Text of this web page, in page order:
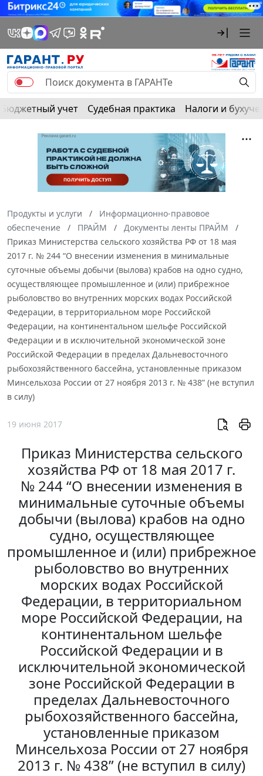
Бюджетный учет Судебная практика Налоги и
Продукты и услуги
Информационно-правовое
обеспечение
ПРАЙМ
Документы ленты ПРАЙМ
Приказ Министерства сельского хозяйства РФ от 18 мая
2017 г. № 244 “О внесении изменения в минимальные
суточные объемы добычи (вылова) крабов на одно судно,
осуществляющее промышленное и (или) прибрежное
рыболовство во внутренних морских водах Российской
Федерации, в территориальном море Российской
Федерации, на континентальном шельфе Российской
Федерации и в исключительной экономической зоне
Российской Федерации в пределах Дальневосточного
рыбохозяйственного бассейна, установленные приказом
Минсельхоза России от 27 ноября 2013 г. № 438” (не вступил
в силу)
19 июня 2017
Приказ Министерства сельского
хозяйства РФ от 18 мая 2017 г.
№ 244 “О внесении изменения в
минимальные суточные объемы
добычи (вылова) крабов на одно
судно, осуществляющее
промышленное и (или) прибрежное
рыболовство во внутренних
морских водах Российской
Федерации, в территориальном
море Российской Федерации, на
континентальном шельфе
Российской Федерации и в
исключительной экономической
зоне Российской Федерации в
пределах Дальневосточного
рыбохозяйственного бассейна,
установленные приказом
Минсельхоза России от 27 ноября
2013 г. № 438” (не вступил в силу)